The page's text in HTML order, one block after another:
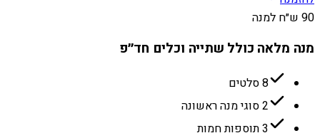
90 ש״ח למנה
מנה מלאה כולל שתייה וכלים חד״פ
8 סלטים
2 סוגי מנה ראשונה
3 תוספות חמות